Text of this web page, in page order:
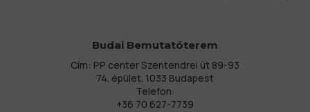
Budai Bemutatóterem
Cím: PP center Szentendrei út 89-93
74. épület. 1033 Budapest
Telefon:
+36 70 627-7739